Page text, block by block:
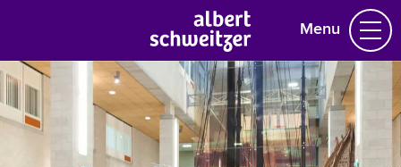
Menu
Homepage
Praktische informatie
Specialismen